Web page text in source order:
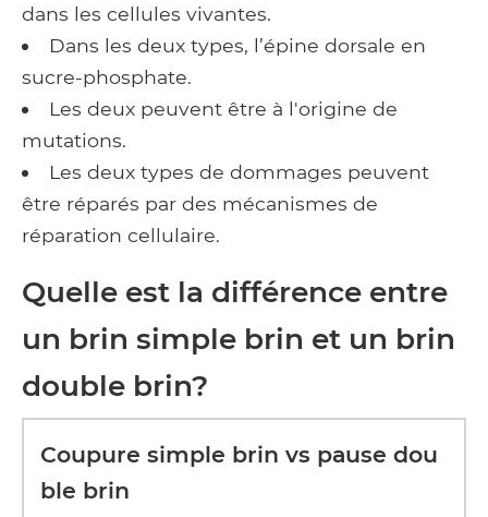
dans les cellules vivantes.
Dans les deux types, l’épine dorsale en
sucre-phosphate.
Les deux peuvent être à l'origine de
mutations.
Les deux types de dommages peuvent
être réparés par des mécanismes de
réparation cellulaire.
Quelle est la différence entre
un brin simple brin et un brin
double brin?
Coupure simple brin vs pause dou
ble brin